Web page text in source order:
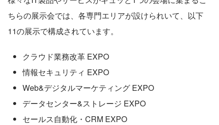
ちらの展示会では、各専門エリアが設けられいて、以下
11の展示で構成されています。
クラウド業務改革 EXPO
情報セキュリティ EXPO
Web&デジタルマーケティング EXPO
データセンター&ストレージ EXPO
セールス自動化・CRM EXPO